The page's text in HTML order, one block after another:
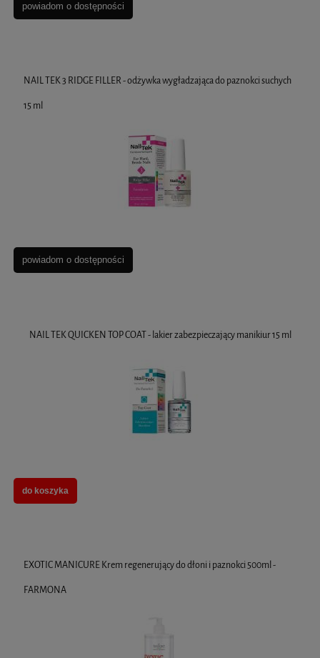
powiadom o dostępności
NAIL TEK 3 RIDGE FILLER - odżywka wygładzająca do paznokci suchych
15 ml
powiadom o dostępności
NAIL TEK QUICKEN TOP COAT - lakier zabezpieczający manikiur 15 ml
do koszyka
EXOTIC MANICURE Krem regenerujący do dłoni i paznokci 500ml -
FARMONA